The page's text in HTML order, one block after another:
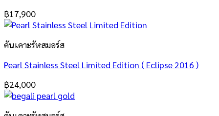
฿17,900
คันเคาะรัหสมอร์ส
Pearl Stainless Steel Limited Edition ( Eclipse 2016 )
฿24,000